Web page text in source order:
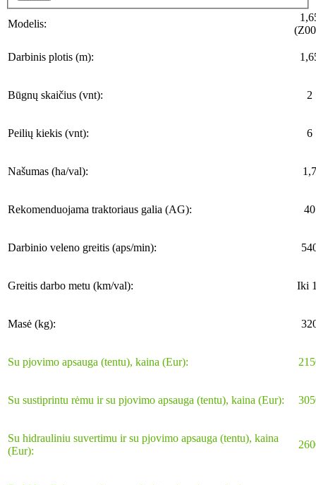
Modelis:
Darbinis plotis (m):
Būgnų skaičius (vnt): 2
Peilių kiekis (vnt): 6
Našumas (ha/val): 1,7
Rekomenduojama traktoriaus galia (AG): 40
Darbinio veleno greitis (aps/min):
Greitis darbo metu (km/val): Iki
Masė (kg):
Su pjovimo apsauga (tentu), kaina (Eur):
Su sustiprintu rėmu ir su pjovimo apsauga (tentu), kaina (Eur):
Su hidrauliniu suvertimu ir su pjovimo apsauga (tentu), kaina
(Eur):